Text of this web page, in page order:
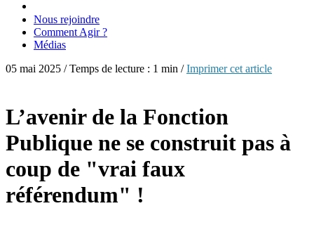
Nous rejoindre
Comment Agir ?
Médias
05 mai 2025 / Temps de lecture : 1 min /Imprimer cet article
L’avenir de la Fonction
Publique ne se construit pas à
coup de "vrai faux
référendum" !